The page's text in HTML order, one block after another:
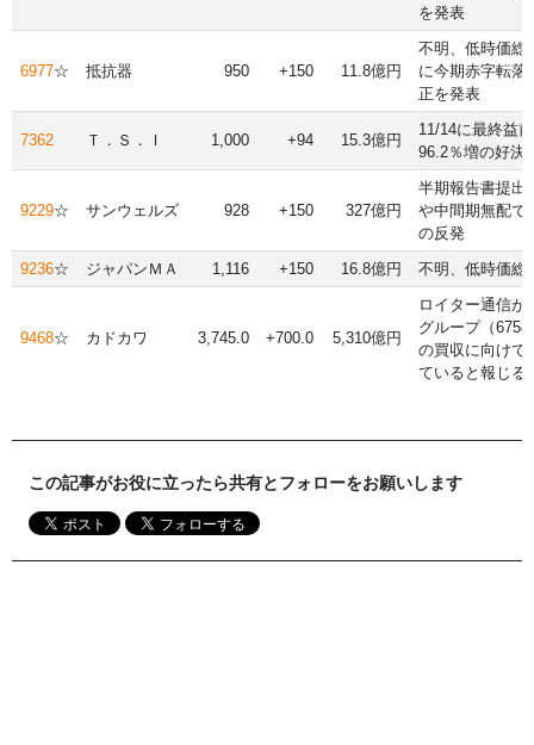
を発表
6977☆ 抵抗器 950 +150 11.8億円
不明、低時価総
に今期赤字転落
正を発表
7362 Ｔ．Ｓ．Ｉ 1,000 +94 15.3億円
11/14に最終益
96.2％増の好決
9229☆ サンウェルズ 928 +150 327億円
半期報告書提出
や中間期無配で
の反発
9236☆ ジャパンＭＡ 1,116 +150 16.8億円 不明、低時価総
9468☆ カドカワ 3,745.0 +700.0 5,310億円
ロイター通信が
グループ（6758
の買収に向けて
ていると報じる
この記事がお役に立ったら共有とフォローをお願いします